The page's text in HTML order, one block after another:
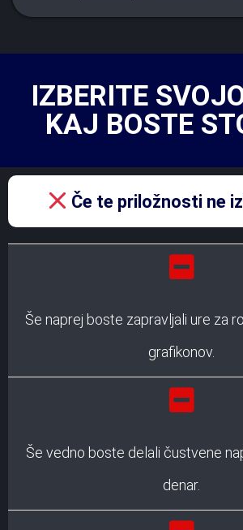
IZBERITE
KAJ BOSTE
Če te priložnosti ne
Še naprej boste zapravljali ure za
grafikonov.
Še vedno boste delali čustvene
denar.